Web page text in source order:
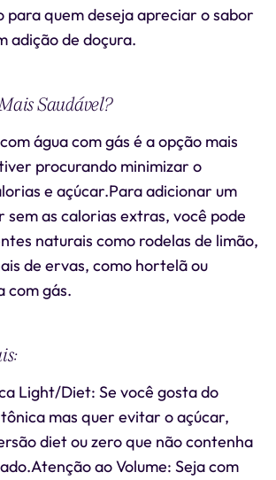
para quem deseja apreciar o sabor
adição de doçura.
Saudável?
água com gás é a opção mais
procurando minimizar o
e açúcar.Para adicionar um
sem as calorias extras, você pode
naturais como rodelas de limão,
de ervas, como hortelã ou
com gás.
Light/Diet: Se você gosta do
mas quer evitar o açúcar,
diet ou zero que não contenha
ao Volume: Seja com